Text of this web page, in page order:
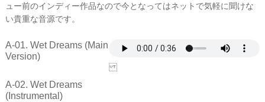
ュー前のインディー作品なので今となってはネットで気軽に聞けな
い貴重な音源です。
A-01. Wet Dreams (Main
Version)
A-02. Wet Dreams
(Instrumental)